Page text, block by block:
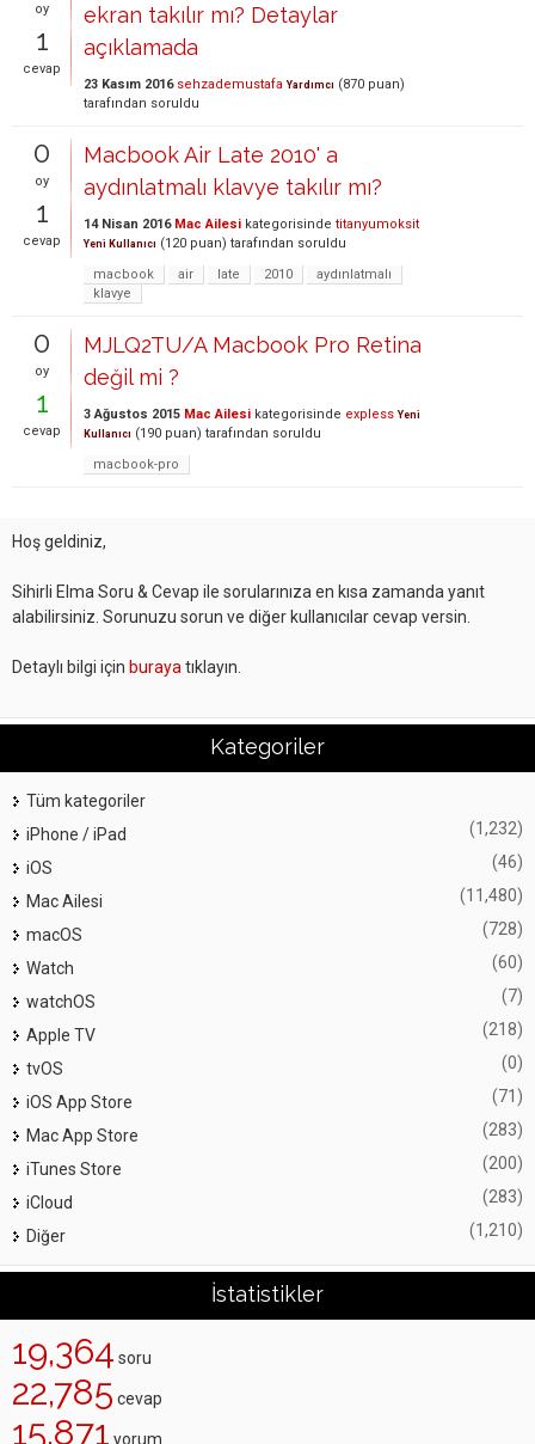
oy
1
cevap
ekran takılır mı? Detaylar
açıklamada
23 Kasım 2016 sehzademustafa Yardımcı (870 puan)
tarafından soruldu
0
oy
1
cevap
Macbook Air Late 2010' a
aydınlatmalı klavye takılır mı?
14 Nisan 2016 Mac Ailesi kategorisinde titanyumoksit
Yeni Kullanıcı (120 puan) tarafından soruldu
macbook
air late 2010
aydınlatmalı
klavye
0
oy
1
cevap
MJLQ2TU/A Macbook Pro Retina
değil mi ?
3 Ağustos 2015 Mac Ailesi kategorisinde expless Yeni
Kullanıcı (190 puan) tarafından soruldu
macbook-pro
Hoş geldiniz,
Sihirli Elma Soru & Cevap ile sorularınıza en kısa zamanda yanıt
alabilirsiniz. Sorunuzu sorun ve diğer kullanıcılar cevap versin.
Detaylı bilgi için buraya tıklayın.
Kategoriler
Tüm kategoriler
iPhone / iPad
(1,232)
iOS (46)
Mac Ailesi (11,480)
macOS (728)
Watch (60)
watchOS (7)
Apple TV (218)
tvOS (0)
iOS App Store (71)
Mac App Store (283)
iTunes Store (200)
iCloud (283)
Diğer (1,210)
İstatistikler
19,364 soru
22,785 cevap
15,871 yorum